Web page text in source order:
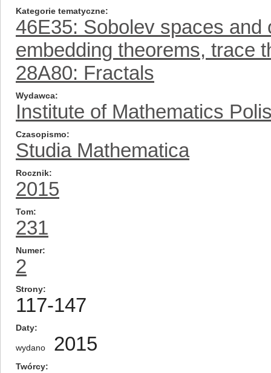
Kategorie tematyczne
46E35: Sobolev spaces
embedding theorems, trace
28A80: Fractals
Wydawca
Institute of Mathematics
Czasopismo
Studia Mathematica
Rocznik
2015
Tom
231
Numer
2
Strony
117-147
Daty
wydano 2015
Twórcy